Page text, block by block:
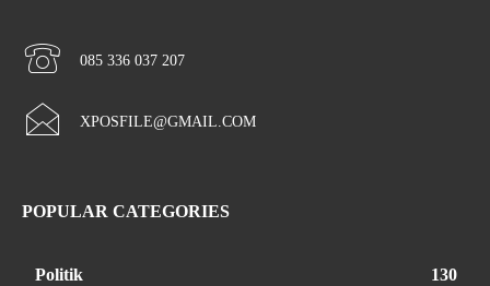
085 336 037 207
XPOSFILE@GMAIL.COM
POPULAR CATEGORIES
Politik 130